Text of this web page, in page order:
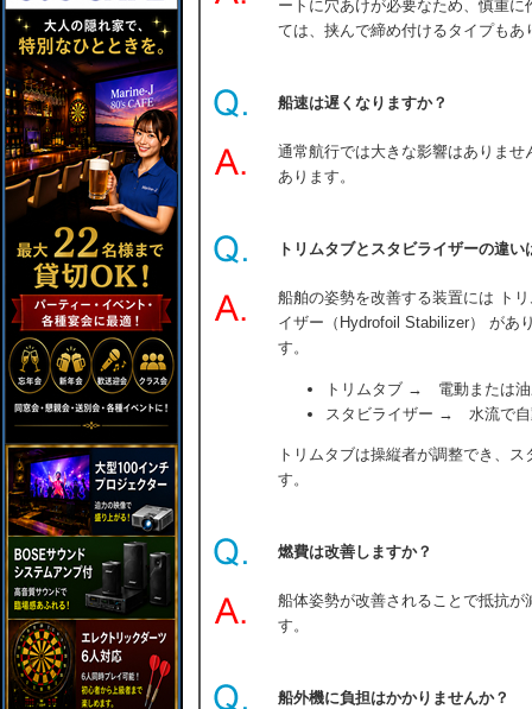
ートに穴あけが必要なため、慎重
ては、挟んで締め付けるタイプもあ
船速は遅くなりますか？
通常航行では大きな影響はありま
あります。
トリムタブとスタビライザーの違い
船舶の姿勢を改善する装置には ト
イザー（Hydrofoil Stabilizer） があ
す。
トリムタブ → 電動または油
スタビライザー → 水流で自
トリムタブは操縦者が調整でき、
す。
燃費は改善しますか？
船体姿勢が改善されることで抵抗
す。
船外機に負担はかかりませんか？